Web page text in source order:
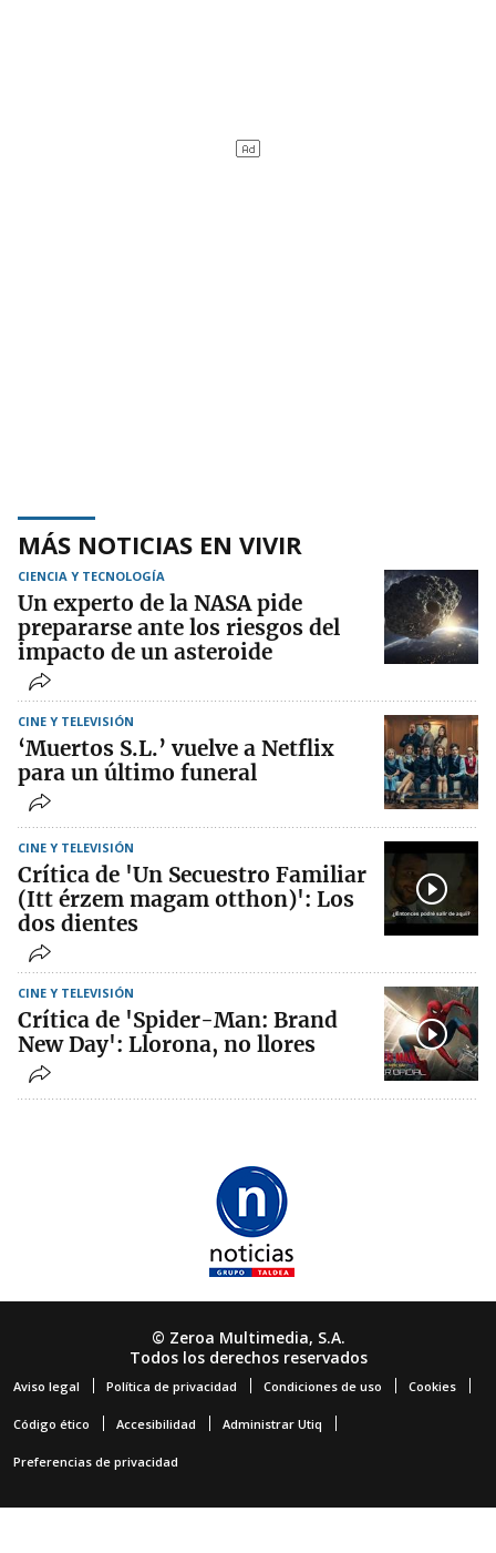
MÁS NOTICIAS EN VIVIR
CIENCIA Y TECNOLOGÍA
Un experto de la NASA pide
prepararse ante los riesgos del
impacto de un asteroide
CINE Y TELEVISIÓN
‘Muertos S.L.’ vuelve a Netflix
para un último funeral
CINE Y TELEVISIÓN
Crítica de 'Un Secuestro Familiar
(Itt érzem magam otthon)': Los
dos dientes
CINE Y TELEVISIÓN
Crítica de 'Spider-Man: Brand
New Day': Llorona, no llores
© Zeroa Multimedia, S.A.
Todos los derechos reservados
Aviso legal Política de privacidad Condiciones de uso Cookies
Código ético Accesibilidad Administrar Utiq
Preferencias de privacidad